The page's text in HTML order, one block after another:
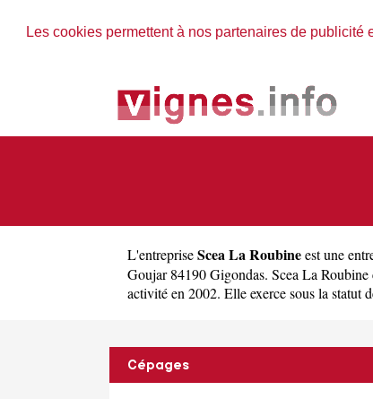
Les cookies permettent à nos partenaires de
L'entrepriseScea La Roubineest une
Goujar 84190 Gigondas. Scea La
activité en 2002. Elle exerce sous la statut
Cépages